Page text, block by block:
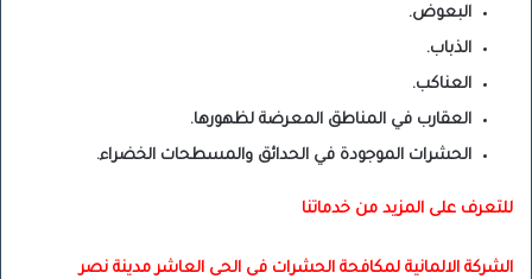
البعوض.
الذباب.
العناكب.
العقارب في المناطق المعرضة لظهورها.
الحشرات الموجودة في الحدائق والمسطحات الخضراء.
للتعرف على المزيد من خدماتنا
الشركة الالمانية لمكافحة الحشرات فى الحى العاشر مدينة نصر